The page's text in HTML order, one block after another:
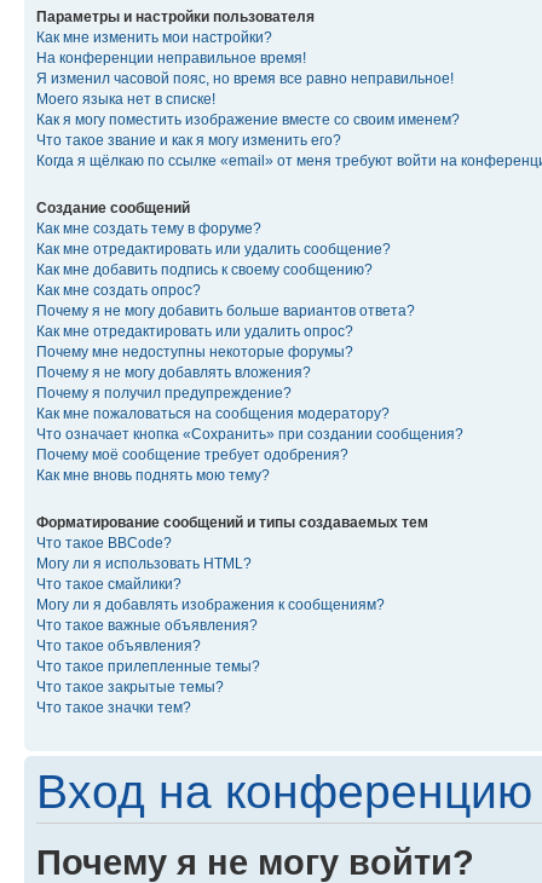
Параметры и настройки пользователя
Как мне изменить мои настройки?
На конференции неправильное время!
Я изменил часовой пояс, но время все равно неправильное!
Моего языка нет в списке!
Как я могу поместить изображение вместе со своим именем?
Что такое звание и как я могу изменить его?
Когда я щёлкаю по ссылке «email» от меня требуют войти на
Создание сообщений
Как мне создать тему в форуме?
Как мне отредактировать или удалить сообщение?
Как мне добавить подпись к своему сообщению?
Как мне создать опрос?
Почему я не могу добавить больше вариантов ответа?
Как мне отредактировать или удалить опрос?
Почему мне недоступны некоторые форумы?
Почему я не могу добавлять вложения?
Почему я получил предупреждение?
Как мне пожаловаться на сообщения модератору?
Что означает кнопка «Сохранить» при создании сообщения?
Почему моё сообщение требует одобрения?
Как мне вновь поднять мою тему?
Форматирование сообщений и типы создаваемых тем
Что такое BBCode?
Могу ли я использовать HTML?
Что такое смайлики?
Могу ли я добавлять изображения к сообщениям?
Что такое важные объявления?
Что такое объявления?
Что такое прилепленные темы?
Что такое закрытые темы?
Что такое значки тем?
Вход на конференцию
Почему я не могу войти?